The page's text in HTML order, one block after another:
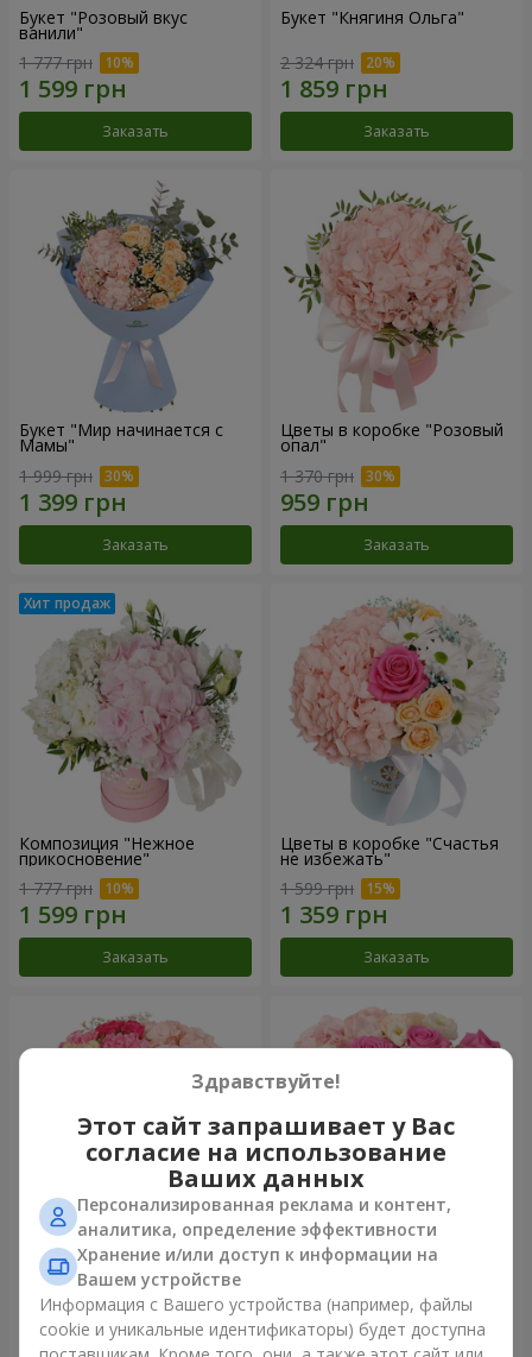
Букет "Розовый вкус
ванили"
1 777 грн
Заказать
Букет "Княгиня Ольга"
2 324 грн
Заказать
Букет "Мир начинается с
Мамы"
1 999 грн
Заказать
Цветы в коробке "Розовый
опал"
1 370 грн
Заказать
Композиция "Нежное
прикосновение"
1 777 грн
Заказать
Цветы в коробке "Счастья
не избежать"
1 599 грн
Заказать
Цветы в коробке "Соломия"
2 066 грн
Композиция "Barbie"
2 532 грн
Здравствуйте!
Этот сайт запрашивает у Вас
согласие на использование
Ваших данных
Персонализированная реклама и контент,
аналитика, определение эффективности
Хранение и/или доступ к информации на
Вашем устройстве
Информация с Вашего устройства (например, файлы
cookie и уникальные идентификаторы) будет доступна